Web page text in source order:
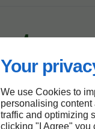
Your
We use Cookies to
personalising
traffic and optimizing
clicking "I Agree" you
Eu-